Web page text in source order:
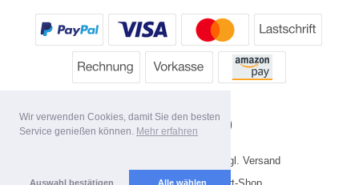
Wir verwenden Cookies, damit Sie den besten
Service genießen können. Mehr erfahren
Auswahl bestätigen Alle wählen
* Alle Preise inkl. MwSt. evtl. zzgl. Versand